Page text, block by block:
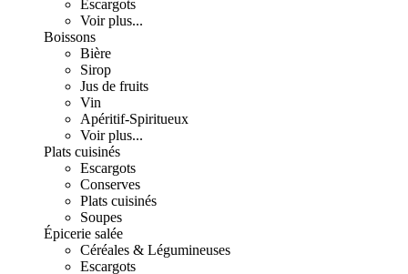
Escargots
Voir plus...
Boissons
Bière
Sirop
Jus de fruits
Vin
Apéritif-Spiritueux
Voir plus...
Plats cuisinés
Escargots
Conserves
Plats cuisinés
Soupes
Épicerie salée
Céréales & Légumineuses
Escargots